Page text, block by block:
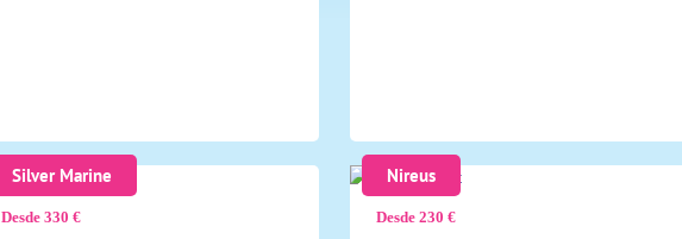
Silver Marine
Desde 330 €
Nireus
Desde 230 €